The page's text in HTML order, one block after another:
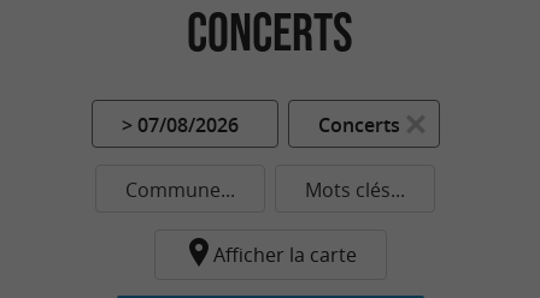
Concerts
> 07/08/2026 Concerts
Commune... Mots clés...
Afficher la carte